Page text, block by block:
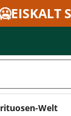
Welt